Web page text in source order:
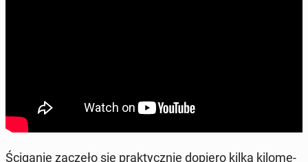
Ści­ga­nie zaczęło się prak­tycz­nie dopiero kilka ki­lo­me­